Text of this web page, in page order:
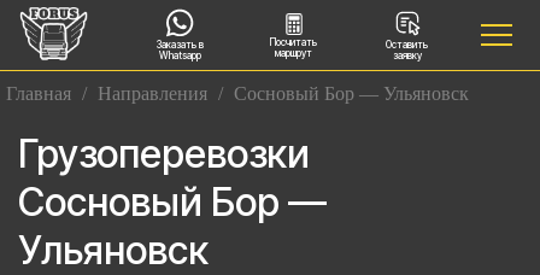
Заказать в
Whatsapp
Посчитать
маршрут
Оставить
заявку
Главная / Направления / Сосновый Бор — Ульяновск
Грузоперевозки
Сосновый Бор —
Ульяновск